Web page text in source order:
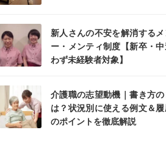
新人さんの不安を解消するメ
ー・メンティ制度【新卒・中
わず未経験者対象】
介護職の志望動機｜書き方の
は？状況別に使える例文＆
のポイントを徹底解説